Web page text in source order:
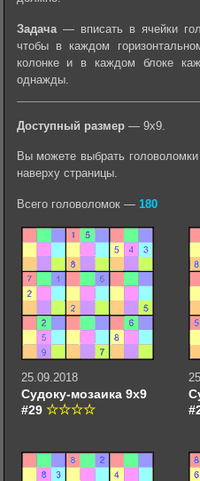
Задача— вписать в ячейки
чтобы в каждом
колонке и в каждом блоке
однажды.
Доступный размер— 9х9.
Вы можете выбрать
наверху страницы.
Всего головоломок — 180
25.09.2018
Судоку-мозаика 9х9
#29